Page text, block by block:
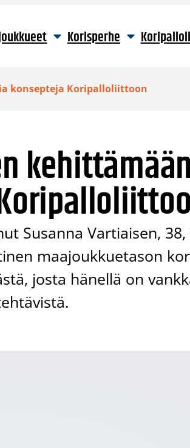
Korisperhe
konsepteja Koripalloliittoon
kehittämään
Susanna Vartiaisen,
maajoukkuetason
josta hänellä on